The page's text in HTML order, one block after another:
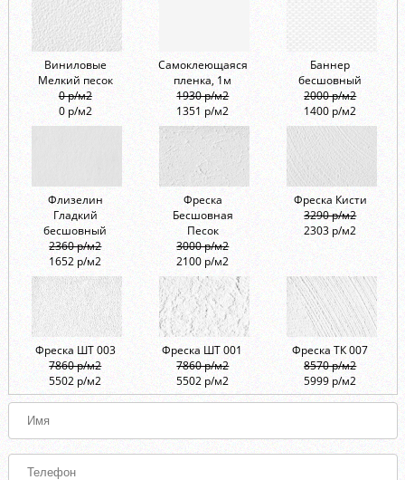
Виниловые
Мелкий песок
0 р/м2
0 р/м2
Самоклеющаяся
пленка, 1м
1930 р/м2
1351 р/м2
Баннер
бесшовный
2000 р/м2
1400 р/м2
Флизелин
Гладкий
бесшовный
2360 р/м2
1652 р/м2
Фреска
Бесшовная
Песок
3000 р/м2
2100 р/м2
Фреска Кисти
3290 р/м2
2303 р/м2
Фреска ШТ 003
7860 р/м2
5502 р/м2
Фреска ШТ 001
7860 р/м2
5502 р/м2
Фреска ТК 007
8570 р/м2
5999 р/м2